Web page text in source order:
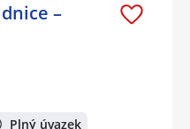
–
Plný úvazek